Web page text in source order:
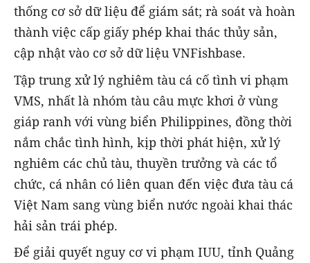
thống cơ sở dữ liệu để giám sát; rà soát và hoàn
thành việc cấp giấy phép khai thác thủy sản,
cập nhật vào cơ sở dữ liệu VNFishbase.
Tập trung xử lý nghiêm tàu cá cố tình vi phạm
VMS, nhất là nhóm tàu câu mực khơi ở vùng
giáp ranh với vùng biển Philippines, đồng thời
nắm chắc tình hình, kịp thời phát hiện, xử lý
nghiêm các chủ tàu, thuyền trưởng và các tổ
chức, cá nhân có liên quan đến việc đưa tàu cá
Việt Nam sang vùng biển nước ngoài khai thác
hải sản trái phép.
Để giải quyết nguy cơ vi phạm IUU, tỉnh Quảng